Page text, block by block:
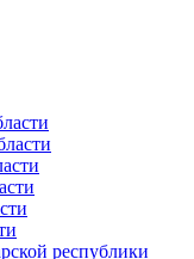
республики